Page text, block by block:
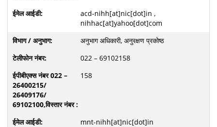
acd-nihh[at]nic[dot]in ,
nihhac[at]yahoo[dot]com
अनुभाग अधिकारी, अनुरक्षण प्रकोष्ठ
022 – 69102158
158
mnt-nihh[at]nic[dot]in